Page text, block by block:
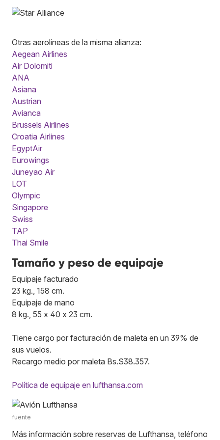
Otras aerolíneas de la misma alianza:
Aegean Airlines
Air Dolomiti
ANA
Asiana
Austrian
Avianca
Brussels Airlines
Croatia Airlines
EgyptAir
Eurowings
Juneyao Air
LOT
Olympic
Singapore
Swiss
TAP
Thai Smile
Tamaño y peso de equipaje
Equipaje facturado
23 kg., 158 cm.
Equipaje de mano
8 kg., 55 x 40 x 23 cm.
Tiene cargo por facturación de maleta en un 39% de
sus vuelos.
Recargo medio por maleta Bs.S38.357.
Política de equipaje en lufthansa.com
fuente
Más información sobre reservas de Lufthansa, teléfono